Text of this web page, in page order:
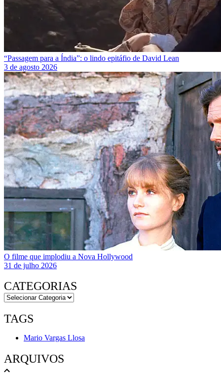
“Passagem para a Índia”: o lindo epitáfio de David Lean
3 de agosto 2026
O filme que implodiu a Nova Hollywood
31 de julho 2026
CATEGORIAS
TAGS
Mario Vargas Llosa
ARQUIVOS